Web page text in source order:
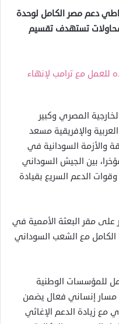
دعم مصر الكامل لوحدة
تستهدف تقسيم
للعمل مع ترامب لإنهاء
المصري وكبير
والإفريقية مسعد
والأزمة السودانية في
بين الجيش السوداني
وقوات الدعم السريع بقيادة
على مقر البعثة الأممية في
مع الشعب السوداني
للمؤسسات الوطنية
مسار إنساني فعال يضمن
مع زيادة الدعم الإغاثي